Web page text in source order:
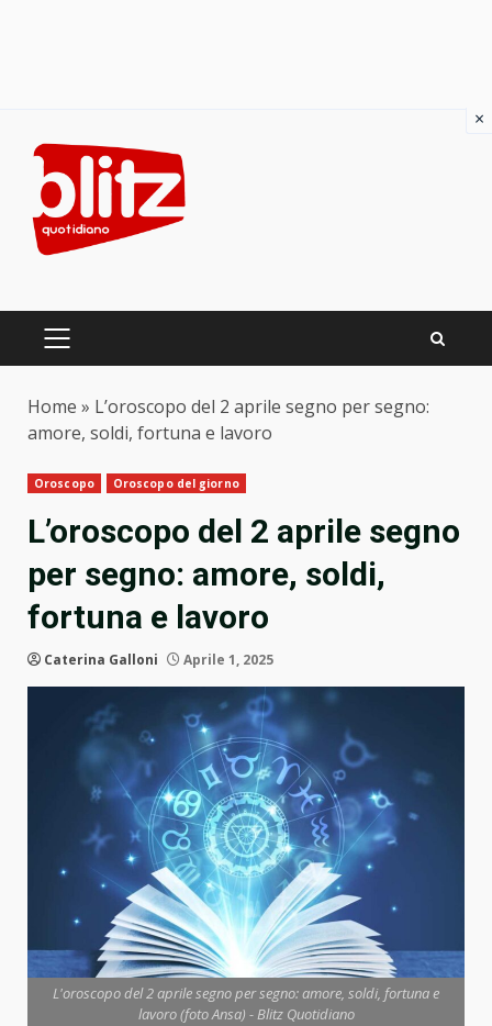
content
PRIMARY
Home » L’oroscopo del 2 aprile segno per segno:
amore, soldi, fortuna e lavoro
Oroscopo Oroscopo del giorno
L’oroscopo del 2 aprile segno
per segno: amore, soldi,
fortuna e lavoro
Caterina Galloni Aprile 1, 2025
L'oroscopo del 2 aprile segno per segno: amore, soldi, fortuna e
lavoro (foto Ansa) - Blitz Quotidiano
×